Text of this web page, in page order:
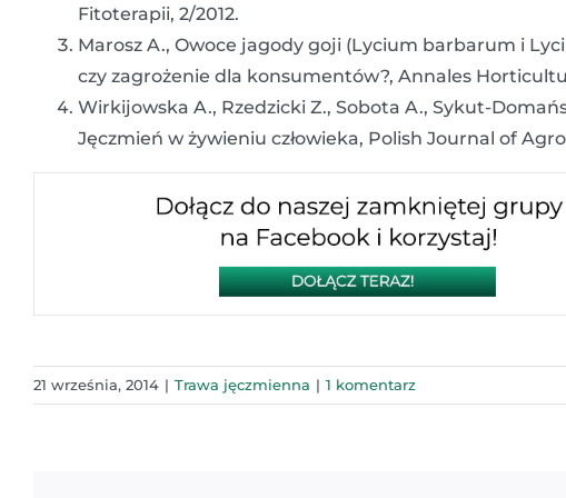
Fitoterapii, 2/2012.
Marosz A., Owoce jagody goji (Lycium barbarum i
czy zagrożenie dla konsumentów?, Annales
Wirkijowska A., Rzedzicki Z., Sobota A., Sykut-
Jęczmień w żywieniu człowieka, Polish Journal of
21 września, 2014 | Trawa jęczmienna | 1 komentarz